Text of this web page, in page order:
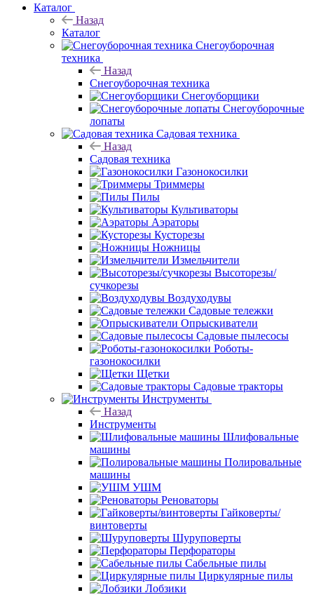
Каталог
Назад
Каталог
Снегоуборочная
техника
Назад
Снегоуборочная техника
Снегоуборщики
Снегоуборочные
лопаты
Садовая техника
Назад
Садовая техника
Газонокосилки
Триммеры
Пилы
Культиваторы
Аэраторы
Кусторезы
Ножницы
Измельчители
Высоторезы/
сучкорезы
Воздуходувы
Садовые тележки
Опрыскиватели
Садовые пылесосы
Роботы-
газонокосилки
Щетки
Садовые тракторы
Инструменты
Назад
Инструменты
Шлифовальные
машины
Полировальные
машины
УШМ
Реноваторы
Гайковерты/
винтоверты
Шуруповерты
Перфораторы
Сабельные пилы
Циркулярные пилы
Лобзики